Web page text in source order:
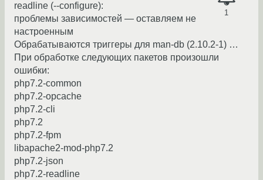
1
readline (--configure):
проблемы зависимостей — оставляем не
настроенным
Обрабатываются триггеры для man-db (2.10.2-1) …
При обработке следующих пакетов произошли
ошибки:
php7.2-common
php7.2-opcache
php7.2-cli
php7.2
php7.2-fpm
libapache2-mod-php7.2
php7.2-json
php7.2-readline